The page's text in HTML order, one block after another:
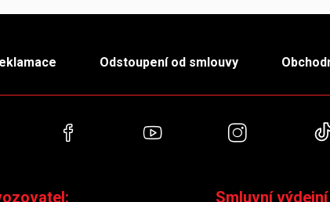
Odstoupení od smlouvy
stránkyFacebookYouTube
Smluvní